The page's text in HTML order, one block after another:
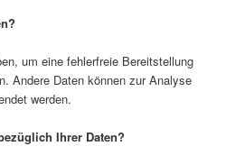
um eine fehlerfreie Bereitstellung
Andere Daten können zur Analyse
werden.
Ihrer Daten?